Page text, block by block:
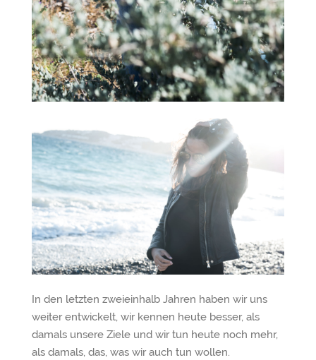
In den letzten zweieinhalb Jahren haben wir uns
weiter entwickelt, wir kennen heute besser, als
damals unsere Ziele und wir tun heute noch mehr,
als damals, das, was wir auch tun wollen.